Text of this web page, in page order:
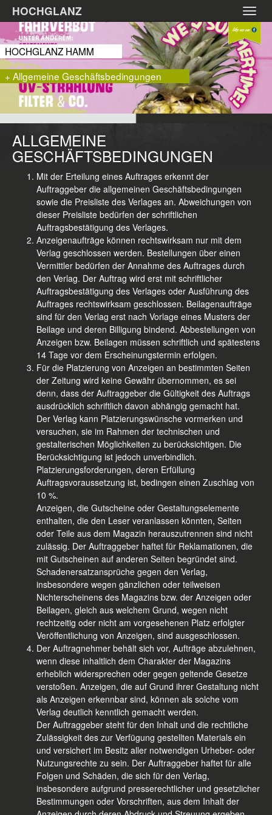
Zum
Hauptinhalt
springen
HOCHGLANZ
HOCHGLANZ HAMM
+ Allgemeine Geschäftsbedingungen
ALLGEMEINE
GESCHÄFTSBEDINGUNGEN
Mit der Erteilung eines Auftrages erkennt der
Auftraggeber die allgemeinen Geschäftsbedingungen
sowie die Preisliste des Verlages an. Abweichungen von
dieser Preisliste bedürfen der schriftlichen
Auftragsbestätigung des Verlages.
Anzeigenaufträge können rechtswirksam nur mit dem
Verlag geschlossen werden. Bestellungen über einen
Vermittler bedürfen der Annahme des Auftrages durch
den Verlag. Der Auftrag wird erst mit schriftlicher
Auftragsbestätigung des Verlages oder Ausführung des
Auftrages rechtswirksam geschlossen. Beilagenaufträge
sind für den Verlag erst nach Vorlage eines Musters der
Beilage und deren Billigung bindend. Abbestellungen von
Anzeigen bzw. Beilagen müssen schriftlich und spätestens
14 Tage vor dem Erscheinungstermin erfolgen.
Für die Platzierung von Anzeigen an bestimmten Seiten
der Zeitung wird keine Gewähr übernommen, es sei
denn, dass der Auftraggeber die Gültigkeit des Auftrags
ausdrücklich schriftlich davon abhängig gemacht hat.
Der Verlag kann Platzierungswünsche vormerken und
versuchen, sie im Rahmen der technischen und
gestalterischen Möglichkeiten zu berücksichtigen. Die
Berücksichtigung ist jedoch unverbindlich.
Platzierungsforderungen, deren Erfüllung
Auftragsvoraussetzung ist, bedingen einen Zuschlag von
10 %.
Anzeigen, die Gutscheine oder Gestaltungselemente
enthalten, die den Leser veranlassen könnten, Seiten
oder Teile aus dem Magazin herauszutrennen sind nicht
zulässig. Der Auftraggeber haftet für Reklamationen, die
mit Gutscheinen auf anderen Seiten begründet sind.
Schadenersatzansprüche gegen den Verlag,
insbesondere wegen gänzlichen oder teilweisen
Nichterscheinens des Magazins bzw. der Anzeigen oder
Beilagen, gleich aus welchem Grund, wegen nicht
rechtzeitig oder nicht am vorgesehenen Platz erfolgter
Veröffentlichung von Anzeigen, sind ausgeschlossen.
Der Auftragnehmer behält sich vor, Aufträge abzulehnen,
wenn diese inhaltlich dem Charakter der Magazins
erheblich widersprechen oder gegen geltende Gesetze
verstoßen. Anzeigen, die auf Grund ihrer Gestaltung nicht
als Anzeigen erkennbar sind, können als solche vom
Verlag deutlich kenntlich gemacht werden.
Der Auftraggeber steht für den Inhalt und die rechtliche
Zulässigkeit des zur Verfügung gestellten Materials ein
und versichert im Besitz aller notwendigen Urheber- oder
Nutzungsrechte zu sein. Der Auftraggeber haftet für alle
Folgen und Schäden, die sich für den Verlag,
insbesondere aufgrund presserechtlicher und gesetzlicher
Bestimmungen oder Vorschriften, aus dem Inhalt der